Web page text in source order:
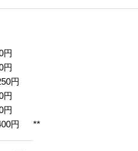
円
円
円
円
円
円
**